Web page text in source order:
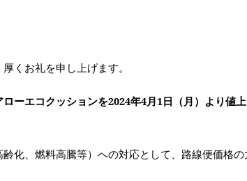
くお礼を申し上げます。
ローエコクッションを2024年4月1日（月）より値
化、燃料高騰等）への対応として、路線便価格